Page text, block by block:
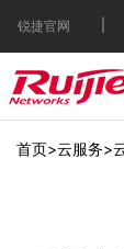
锐捷官网
首页>云服务>